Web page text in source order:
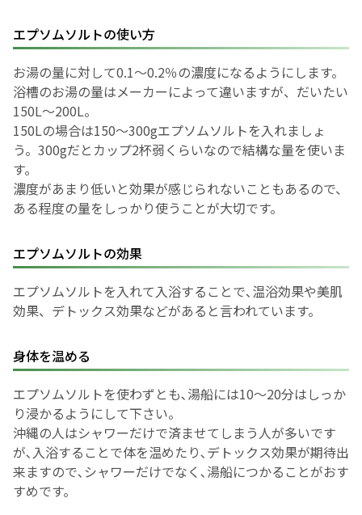
エプソムソルトの使い方
お湯の量に対して0.1～0.2％の濃度になるようにします。
浴槽のお湯の量はメーカーによって違いますが、だいたい
150L～200L。
150Lの場合は150～300gエプソムソルトを入れましょ
う。300gだとカップ2杯弱くらいなので結構な量を使いま
す。
濃度があまり低いと効果が感じられないこともあるので、
ある程度の量をしっかり使うことが大切です。
エプソムソルトの効果
エプソムソルトを入れて入浴することで､温浴効果や美肌
効果、デトックス効果などがあると言われています。
身体を温める
エプソムソルトを使わずとも､湯船には10～20分はしっか
り浸かるようにして下さい。
沖縄の人はシャワーだけで済ませてしまう人が多いです
が､入浴することで体を温めたり､デトックス効果が期待出
来ますので､シャワーだけでなく､湯船につかることがおす
すめです。
母乳育児
予防接種
その他の診療内容
‘さんルーム’ でさまざまな講座・クラス
医師プロフィール